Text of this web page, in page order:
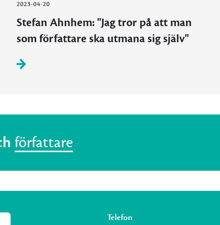
2023-04-20
Stefan Ahnhem: "Jag tror på att man
som författare ska utmana sig själv"
författare
Telefon